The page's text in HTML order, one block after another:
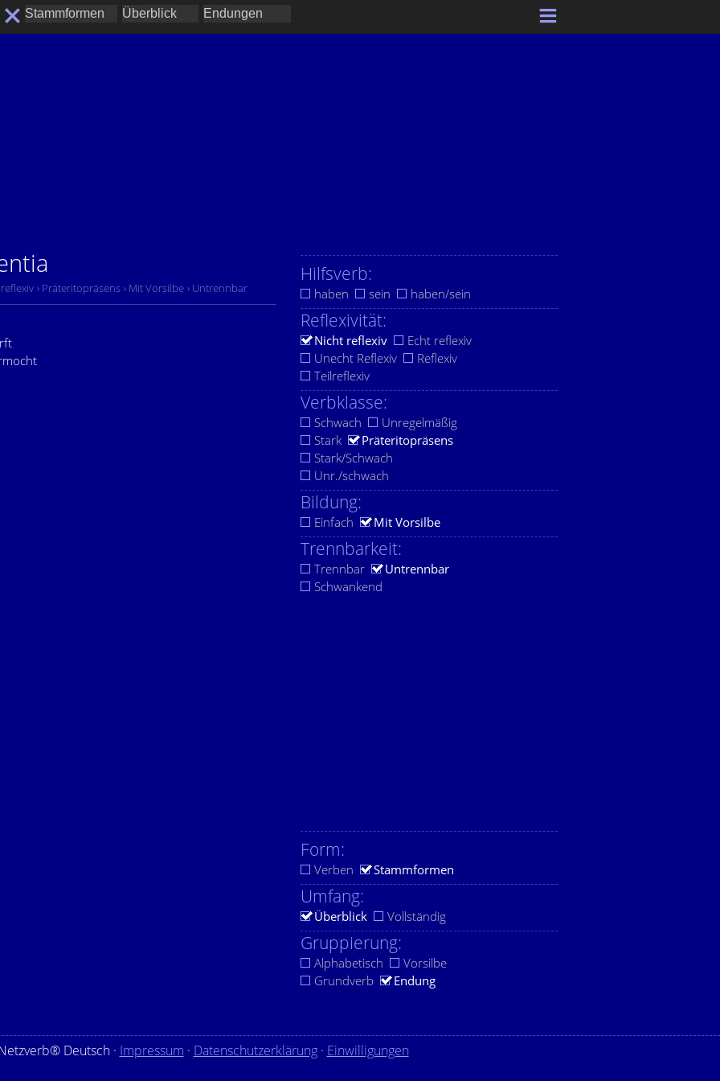
› Präteritopräsens › Mit Vorsilbe › Untrennbar
Hilfsverb:
haben sein haben/sein
Reflexivität:
Nicht reflexiv
Echt reflexiv
Unecht Reflexiv
Reflexiv
Teilreflexiv
Verbklasse:
Schwach
Unregelmäßig
Stark
Präteritopräsens
Stark/Schwach
Unr./schwach
Bildung:
Einfach Mit Vorsilbe
Trennbarkeit:
Trennbar
Untrennbar
Schwankend
Form:
Verben Stammformen
Umfang:
Überblick Vollständig
Gruppierung:
Alphabetisch
Vorsilbe
Grundverb
Endung
Deutsch · Impressum · Datenschutzerklärung· Einwilligungen